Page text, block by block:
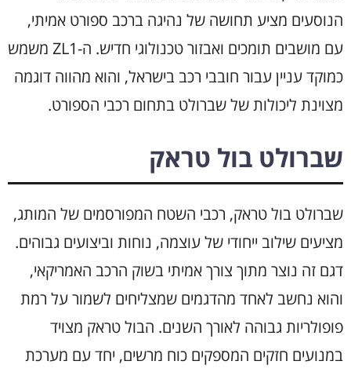
הנוסעים מציע תחושה של נהיגה ברכב ספורט אמיתי,
עם מושבים תומכים ואבזור טכנולוגי חדיש. ה-ZL1 משמש
כמוקד עניין עבור חובבי רכב בישראל, והוא מהווה דוגמה
מצוינת ליכולות של שברולט בתחום רכבי הספורט.
שברולט בול טראק
שברולט בול טראק, רכבי השטח המפורסמים של המותג,
מציעים שילוב ייחודי של עוצמה, נוחות וביצועים גבוהים.
דגם זה נוצר מתוך צורך אמיתי בשוק הרכב האמריקאי,
והוא נחשב לאחד מהדגמים שמצליחים לשמור על רמת
פופולריות גבוהה לאורך השנים. הבול טראק מצויד
במנועים חזקים המספקים כוח מרשים, יחד עם מערכת